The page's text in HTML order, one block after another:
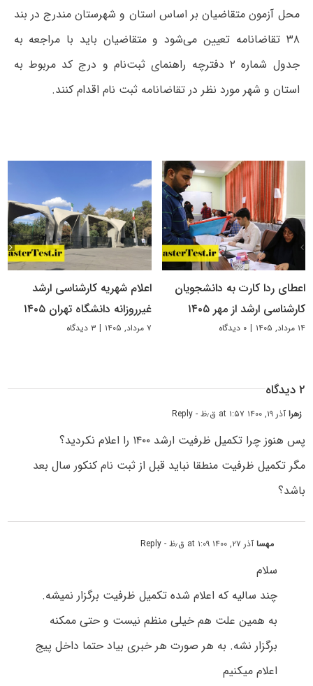
محل آزمون متقاضیان بر اساس استان و شهرستان مندرج در بند
۳۸ تقاضانامه تعیین می‌شود و متقاضیان باید با مراجعه به
جدول شماره ۲ دفترچه راهنمای ثبت‌نام و درج کد مربوط به
استان و شهر مورد نظر در تقاضانامه ثبت نام اقدام کنند.
اعطای ردا کارت به دانشجویان
کارشناسی ارشد از مهر ۱۴۰۵
۱۴ مرداد, ۱۴۰۵ | ۰ دیدگاه
اعلام شهریه کارشناسی ارشد
غیرروزانه دانشگاه تهران ۱۴۰۵
۷ مرداد, ۱۴۰۵ | ۳ دیدگاه
۲ دیدگاه
زهراآذر ۱۹, ۱۴۰۰ at ۱:۵۷ ق٫ظ - Reply
پس هنوز چرا تکمیل ظرفیت ارشد ۱۴۰۰ را اعلام نکردید؟
مگر تکمیل ظرفیت منطقا نباید قبل از ثبت نام کنکور سال بعد
باشد؟
مهساآذر ۲۷, ۱۴۰۰ at ۱:۰۹ ق٫ظ - Reply
سلام
چند سالیه که اعلام شده تکمیل ظرفیت برگزار نمیشه.
به همین علت هم خیلی منظم نیست و حتی ممکنه
برگزار نشه. به هر صورت هر خبری بیاد حتما داخل پیج
اعلام میکنیم